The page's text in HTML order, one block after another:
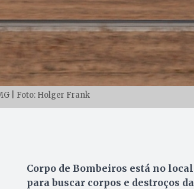
| Foto: Holger Frank
Corpo de Bombeiros está no local
para buscar corpos e destroços da